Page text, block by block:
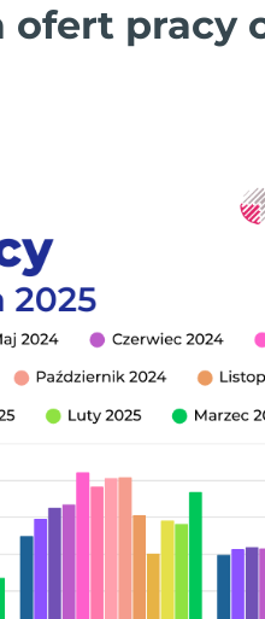
ofert pracy